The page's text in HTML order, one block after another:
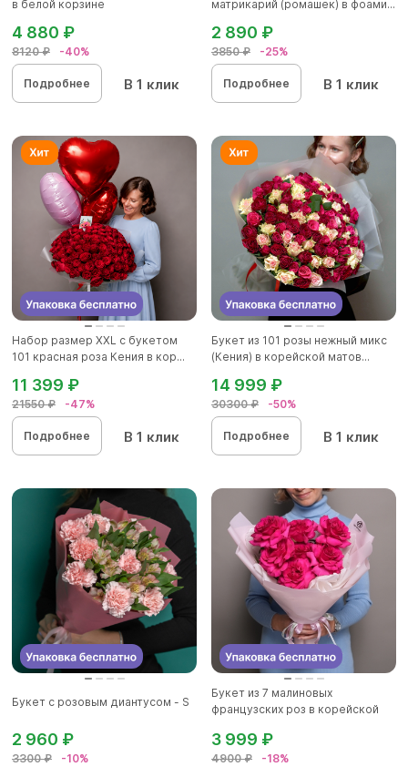
в белой корзине
8120 ₽ -40%
4 880 ₽
Подробнее В 1 клик
матрикарий (ромашек) в фоами...
3850 ₽ -25%
2 890 ₽
Подробнее В 1 клик
Набор размер ХХL с букетом
101 красная роза Кения в кор...
21550 ₽ -47%
11 399 ₽
Подробнее В 1 клик
Букет из 101 розы нежный микс
(Кения) в корейской матов...
30300 ₽ -50%
14 999 ₽
Подробнее В 1 клик
Букет с розовым диантусом - S
3300 ₽ -10%
2 960 ₽
Букет из 7 малиновых
французских роз в корейской
4900 ₽ -18%
3 999 ₽